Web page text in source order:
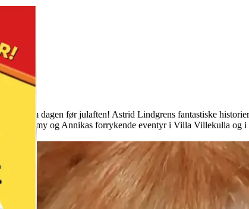
som dagen før julaften! Astrid Lindgrens fantastiske
Tommy og Annikas forrykende eventyr i Villa Villekulla og i